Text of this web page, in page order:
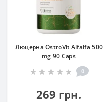
Люцерна OstroVit Alfalfa 500
mg 90 Caps
0
269 грн.